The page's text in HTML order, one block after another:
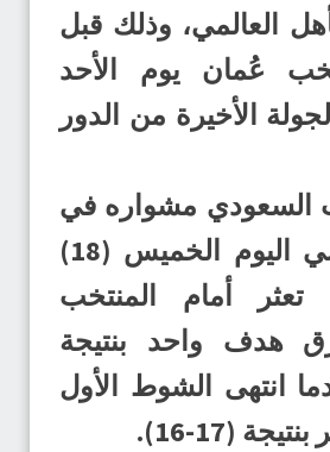
العالمي، وذلك قبل
عُمان يوم الأحد
الأخيرة من الدور
السعودي مشواره في
الدور الرئيسي اليوم الخميس (18)
تعثر أمام المنتخب
هدف واحد بنتيجة
بعدما انتهى الشوط الأول
(17-16).